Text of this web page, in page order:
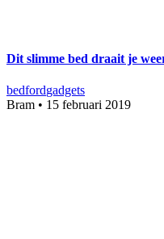
Dit slimme bed draait je
bedfordgadgets
Bram • 15 februari 2019